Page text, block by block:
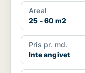
Areal
25 - 60 m2
Pris pr. md.
Inte angivet